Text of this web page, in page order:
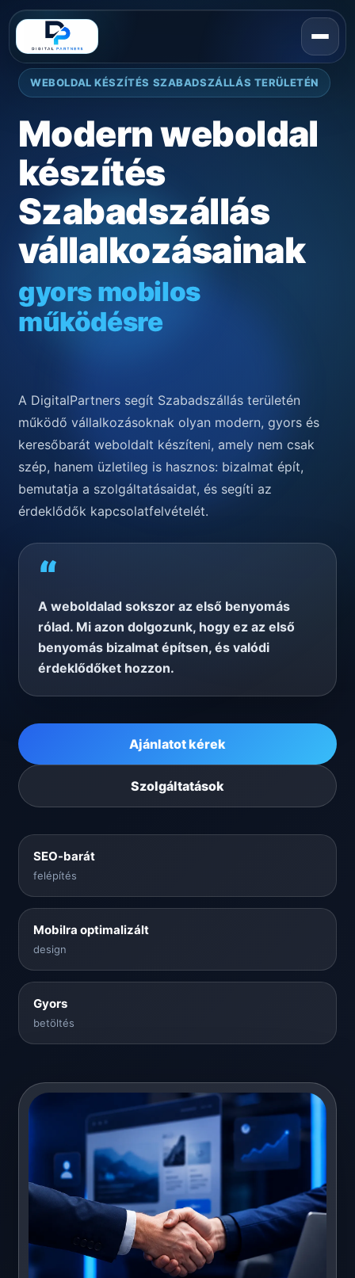
WEBOLDAL KÉSZÍTÉS SZABADSZÁLLÁS TERÜLETÉN
Modern weboldal
készítés
Szabadszállás
vállalkozásainak
gyors mobilos
működésre
A DigitalPartners segít Szabadszállás területén
működő vállalkozásoknak olyan modern, gyors és
keresőbarát weboldalt készíteni, amely nem csak
szép, hanem üzletileg is hasznos: bizalmat épít,
bemutatja a szolgáltatásaidat, és segíti az
érdeklődők kapcsolatfelvételét.
“
A weboldalad sokszor az első benyomás
rólad. Mi azon dolgozunk, hogy ez az első
benyomás bizalmat építsen, és valódi
érdeklődőket hozzon.
Ajánlatot kérek
Szolgáltatások
SEO-barát
felépítés
Mobilra optimalizált
design
Gyors
betöltés